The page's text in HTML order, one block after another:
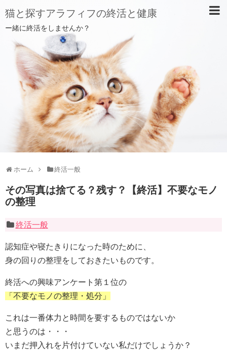
猫と探すアラフィフの終活と健康
ー緒に終活をしませんか？
ホーム 終活一般
その写真は捨てる？残す？【終活】不要なモノ
の整理
終活一般
認知症や寝たきりになった時のために、
身の回りの整理をしておきたいものです。
終活への興味アンケート第１位の
「不要なモノの整理・処分」
これは一番体力と時間を要するものではないか
と思うのは・・・
いまだ押入れを片付けていない私だけでしょうか？